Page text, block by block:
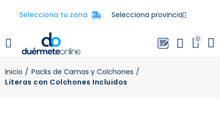
Selecciona tu zona
0
Inicio
Packs de Camas y Colchones
Literas con Colchones Incluidos